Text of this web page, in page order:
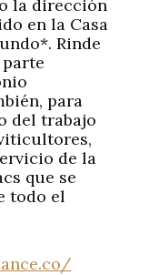
la dirección
en la Casa
Rinde
para
del trabajo
de la
que se
todo el